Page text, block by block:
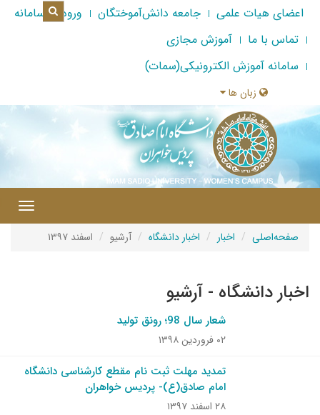
اعضای هیات علمی جامعه دانش‌آموختگان
ورود به سامانه
تماس با ما
آموزش مجازی
سامانه آموزش الکترونیکی(سمات)
زبان ها
صفحه‌اصلی اخبار اخبار دانشگاه آرشیو اسفند ۱۳۹۷
اخبار دانشگاه - آرشیو
شعار سال 98؛ رونق تولید
۰۲ فروردین ۱۳۹۸
تمدید مهلت ثبت نام مقطع کارشناسی دانشگاه
امام صادق(ع)- پردیس خواهران
۲۸ اسفند ۱۳۹۷